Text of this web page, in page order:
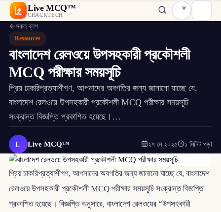
Live MCQ™
CRACKTECH
সকল ব্লগ
Resources
বাংলাদেশ রেলওয়ে উপসহকারী প্রকৌশলী
MCQ পরীক্ষার সময়সূচি
প্রিয় চাকরিপ্রত্যাশীগণ, আপনাদের অবগতির জন্য জানানো যাচ্ছে যে,
বাংলাদেশ রেলওয়ে উপসহকারী প্রকৌশলী MCQ পরীক্ষার সময়সূচি
সংক্রান্ত বিজ্ঞপ্তি প্রকাশিত হয়েছে।…
L Live MCQ™ ২৭ মে ২০২৫ ১ মিনিট পড়া
প্রিয় চাকরিপ্রত্যাশীগণ, আপনাদের অবগতির জন্য জানানো যাচ্ছে যে, বাংলাদেশ
রেলওয়ে উপসহকারী প্রকৌশলী MCQ পরীক্ষার সময়সূচি সংক্রান্ত বিজ্ঞপ্তি
প্রকাশিত হয়েছে। বিজ্ঞপ্তি অনুসারে, বাংলাদেশ রেলওয়ের “উপসহকারী